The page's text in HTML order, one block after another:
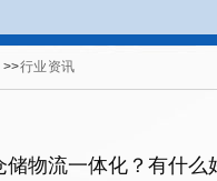
>>行业资讯
储物流一体化？有什么